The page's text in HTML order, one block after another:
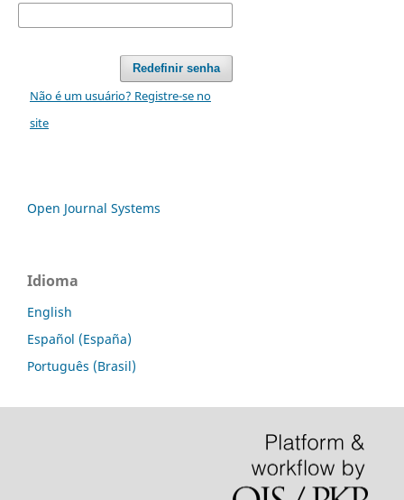
Redefinir senha
Não é um usuário? Registre-se no
site
Open Journal Systems
Idioma
English
Español (España)
Português (Brasil)